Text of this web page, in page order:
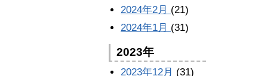
2024年2月 (21)
2024年1月 (31)
2023年
2023年12月 (31)